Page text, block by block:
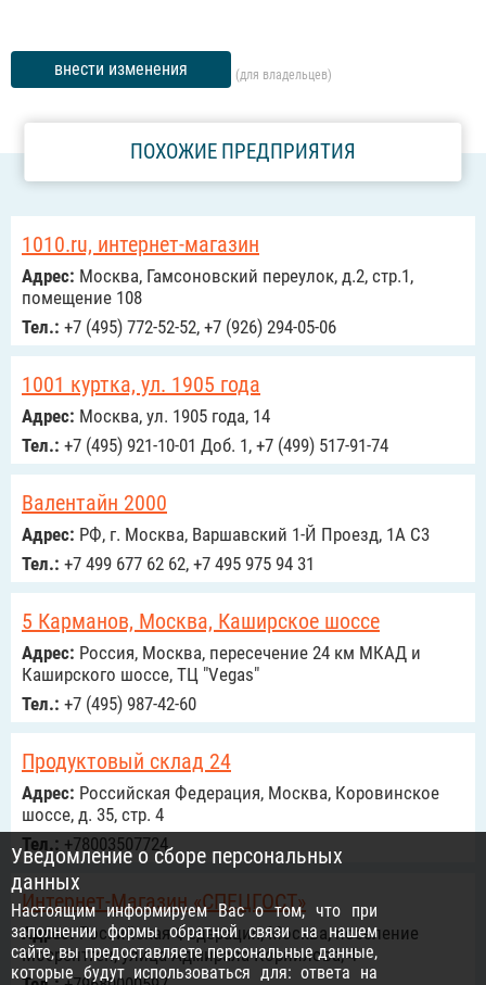
внести изменения (для владельцев)
ПОХОЖИЕ ПРЕДПРИЯТИЯ
1010.ru, интернет-магазин
Адрес: Москва, Гамсоновский переулок, д.2, стр.1,
помещение 108
Тел.: +7 (495) 772-52-52, +7 (926) 294-05-06
1001 куртка, ул. 1905 года
Адрес: Москва, ул. 1905 года, 14
Тел.: +7 (495) 921-10-01 Доб. 1, +7 (499) 517-91-74
Валентайн 2000
Адрес: РФ, г. Москва, Варшавский 1-Й Проезд, 1А С3
Тел.: +7 499 677 62 62, +7 495 975 94 31
5 Карманов, Москва, Каширское шоссе
Адрес: Россия, Москва, пересечение 24 км МКАД и
Каширского шоссе, ТЦ "Vegas"
Тел.: +7 (495) 987-42-60
Продуктовый склад 24
Адрес: Российcкая Федерация, Москва, Коровинское
шоссе, д. 35, стр. 4
Тел.: +78003507724
Интернет-Магазин «СПЕЦГОСТ»
Адрес:Российcкая Федерация, Москва, поселение
Мосрентген, улица Адмирала Корнилова, 4
Уведомление о сборе персональных
данных
Настоящим информируем Вас о том, что при
заполнении формы обратной связи на нашем
сайте, вы предоставляете персональные данные,
которые будут использоваться для: ответа на